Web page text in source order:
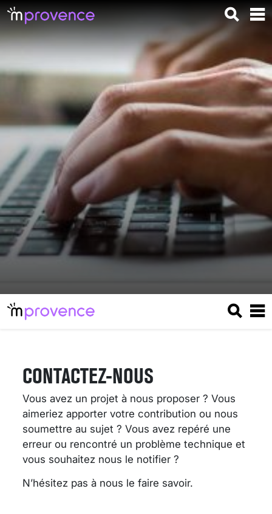
CONTACTEZ-NOUS
Vous avez un projet à nous proposer ? Vous
aimeriez apporter votre contribution ou nous
soumettre au sujet ? Vous avez repéré une
erreur ou rencontré un problème technique et
vous souhaitez nous le notifier ?
N’hésitez pas à nous le faire savoir.